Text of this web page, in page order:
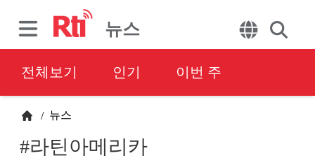
뉴스
전체보기 인기 이번 주
/ 뉴스
#라틴아메리카